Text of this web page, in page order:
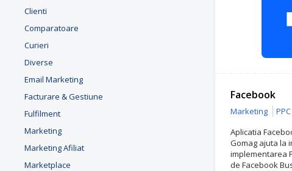
Clienti
Comparatoare
Curieri
Diverse
Email Marketing
Facturare & Gestiune
Fulfilment
Marketing
Marketing Afiliat
Marketplace
Facebook
Marketing
PPC
Aplicatia
Gomag ajuta la
implementarea
de Facebook